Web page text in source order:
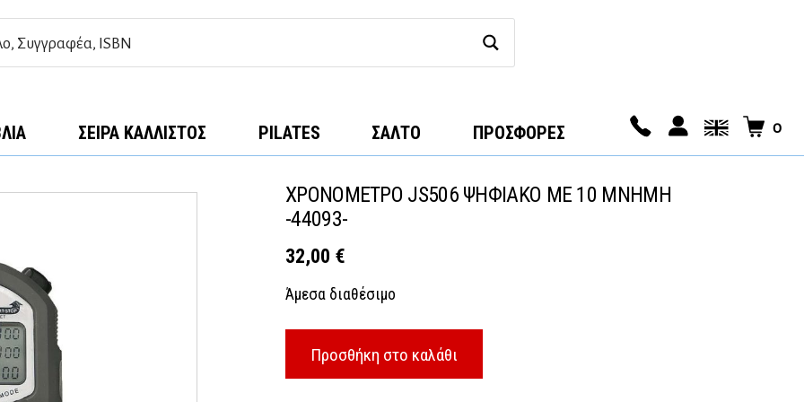
ΣΕΙΡΆ ΚΆΛΛΙΣΤΟΣ PILATES ΣΑΛΤΟ ΠΡΟΣΦΟΡΕΣ 0
ΧΡΟΝΟΜΕΤΡΟ JS506 ΨΗΦΙΑΚΟ ΜΕ 10 ΜΝΗΜΗ
-44093-
32,00 €
Άμεσα διαθέσιμο
Προσθήκη στο καλάθι